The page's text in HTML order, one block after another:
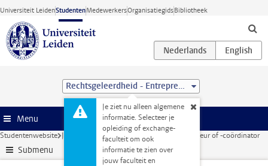
Ga direct naar de inhoud
Universiteit LeidenStudentenMedewerkersOrganisatiegidsBibliotheek
Rechtsgeleerdheid - Entrepreneurship and Management (LL.B.)
Je ziet nu alleen algemene
informatie. Selecteer je
opleiding of exchange-
faculteit om ook
informatie te zien over
jouw faculteit en
Menu
Studentenwebsite Je opleiding Contact en advies Studieadviseur of -coördinator
Submenu